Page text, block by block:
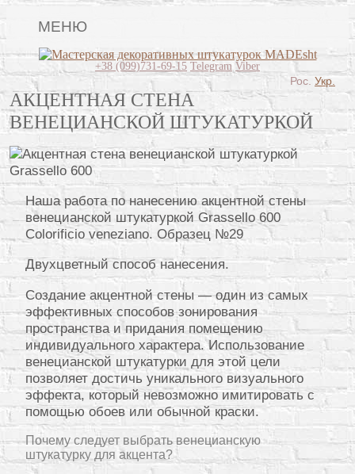
МЕНЮ
Lincrusta
Виды штукатурок
Поклейка обоев
Картины
Декоративные панно
Видео
Вопрос-ответ
О нас
Контакты
+38 (099)731-69-15 Telegram Viber
АКЦЕНТНАЯ СТЕНА
ВЕНЕЦИАНСКОЙ ШТУКАТУРКОЙ
Наша работа по нанесению акцентной стены
венецианской штукатуркой Grassello 600
Colorificio veneziano. Образец №29
Двухцветный способ нанесения.
Создание акцентной стены — один из самых
эффективных способов зонирования
пространства и придания помещению
индивидуального характера. Использование
венецианской штукатурки для этой цели
позволяет достичь уникального визуального
эффекта, который невозможно имитировать с
помощью обоев или обычной краски.
Почему следует выбрать венецианскую
штукатурку для акцента?
Рос. Укр.